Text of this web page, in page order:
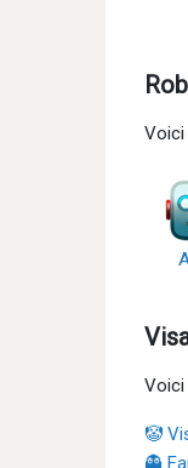
Voici
Voici
🤡
👻